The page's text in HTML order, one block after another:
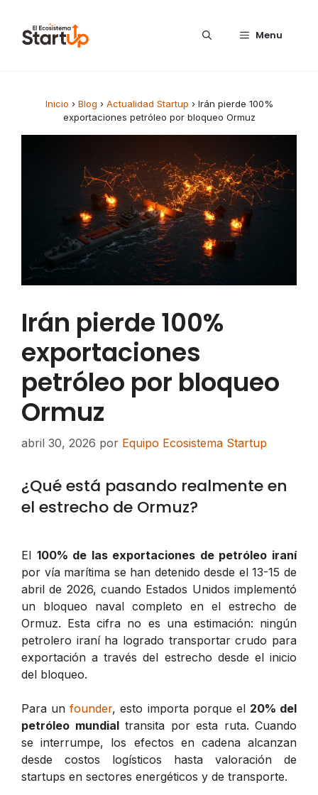
Menu
Inicio › Blog › Actualidad Startup › Irán pierde 100%
exportaciones petróleo por bloqueo Ormuz
Irán pierde 100%
exportaciones
petróleo por bloqueo
Ormuz
abril 30, 2026 por Equipo Ecosistema Startup
¿Qué está pasando realmente en
el estrecho de Ormuz?
El 100% de las exportaciones de petróleo iraní
por vía marítima se han detenido desde el 13-15 de
abril de 2026, cuando Estados Unidos implementó
un bloqueo naval completo en el estrecho de
Ormuz. Esta cifra no es una estimación: ningún
petrolero iraní ha logrado transportar crudo para
exportación a través del estrecho desde el inicio
del bloqueo.
Para unfounder, esto importa porque el 20% del
petróleo mundialtransita por esta ruta. Cuando
se interrumpe, los efectos en cadena alcanzan
desde costos logísticos hasta valoración de
startups en sectores energéticos y de transporte.